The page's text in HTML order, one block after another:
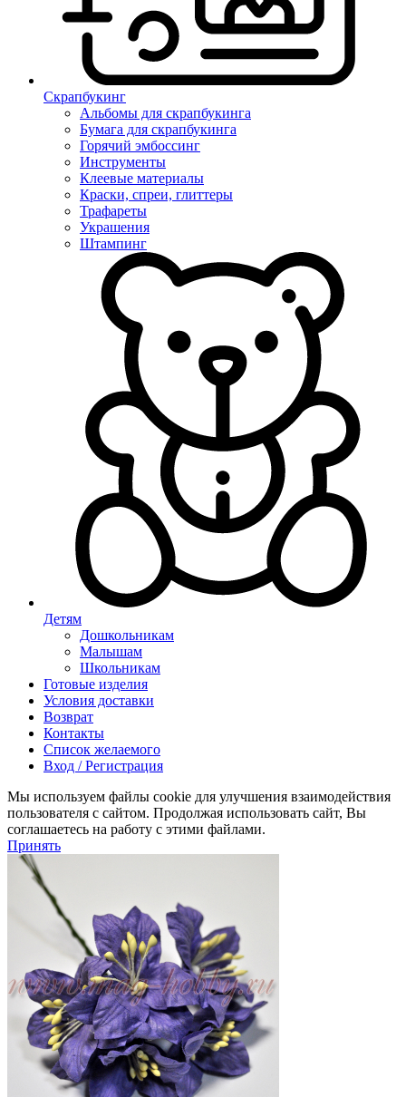
Скрапбукинг
Альбомы для скрапбукинга
Бумага для скрапбукинга
Горячий эмбоссинг
Инструменты
Клеевые материалы
Краски, спреи, глиттеры
Трафареты
Украшения
Штампинг
Детям
Дошкольникам
Малышам
Школьникам
Готовые изделия
Условия доставки
Возврат
Контакты
Список желаемого
Вход / Регистрация
Мы используем файлы cookie для улучшения взаимодействия
пользователя с сайтом. Продолжая использовать сайт, Вы
соглашаетесь на работу с этими файлами.
Принять